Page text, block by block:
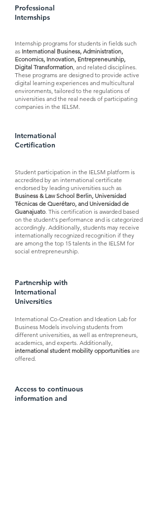
Professional
Internships
Internship programs for students in fields such
as International Business, Administration,
Economics, Innovation, Entrepreneurship,
Digital Transformation, and related disciplines.
These programs are designed to provide active
digital learning experiences and multicultural
environments, tailored to the regulations of
universities and the real needs of participating
companies in the IELSM.
International
Certification
Student participation in the IELSM platform is
accredited by an international certificate
endorsed by leading universities such as
Business & Law School Berlin, Universidad
Técnicas de Querétaro, and Universidad de
Guanajuato. This certification is awarded based
on the student's performance and is categorized
accordingly. Additionally, students may receive
internationally recognized recognition if they
are among the top 15 talents in the IELSM for
social entrepreneurship.
Partnership with
International
Universities
International Co-Creation and Ideation Lab for
Business Models involving students from
different universities, as well as entrepreneurs,
academics, and experts. Additionally,
international student mobility opportunities are
offered.
Access to continuous
information and